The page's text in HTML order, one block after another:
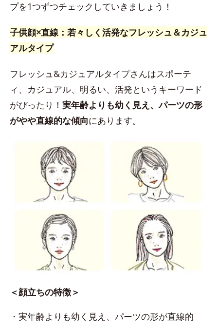
プを1つずつチェックしていきましょう！
子供顔×直線：若々しく活発なフレッシュ＆カジュ
アルタイプ
フレッシュ&カジュアルタイプさんはスポーテ
ィ、カジュアル、明るい、活発というキーワード
がぴったり！ 実年齢よりも幼く見え、パーツの形
がやや直線的な傾向にあります。
＜顔立ちの特徴＞
・実年齢よりも幼く見え、パーツの形が直線的